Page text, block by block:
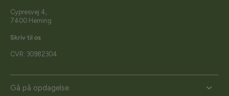
Cypresvej 4,
7400 Herning
Skriv til os
CVR: 30982304
Gå på opdagelse